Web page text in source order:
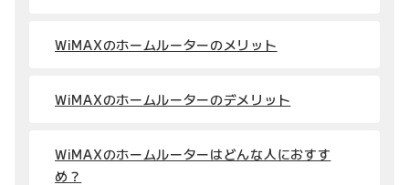
WiMAXのホームルーターのメリット
WiMAXのホームルーターのデメリット
WiMAXのホームルーターはどんな人におすす
め？